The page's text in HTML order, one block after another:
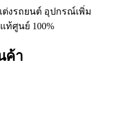
งรถยนต์ อุปกรณ์เพิ่ม
ท้ศูนย์ 100%
ค้า